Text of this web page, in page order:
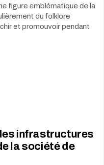
figure emblématique de la
du folklore
et promouvoir pendant
infrastructures
la société de